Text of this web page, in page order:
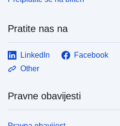
- 31
Pratite nas na
LinkedIn Facebook
Other
Pravne obavijesti